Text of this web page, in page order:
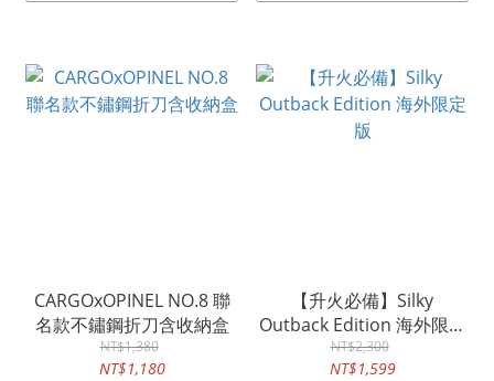
CARGOxOPINEL NO.8 聯
名款不鏽鋼折刀含收納盒
NT$1,380
NT$1,180
【升火必備】Silky
Outback Edition 海外限定
版
NT$2,300
NT$1,599